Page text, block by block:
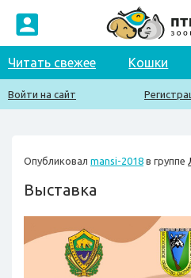
Читать свежее Кошки
Войти на сайт
Опубликовал mansi-2018 в группе
Выставка